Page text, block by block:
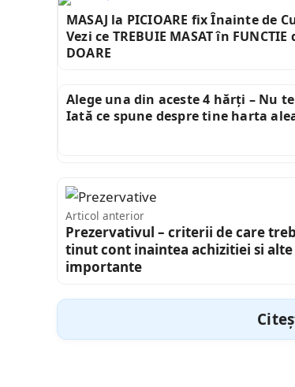
MASAJ la PICIOARE fix Înainte de
Vezi ce TREBUIE MASAT în FUNCTIE
DOARE
Alege una din aceste 4 hărți – Nu
Iată ce spune despre tine harta
Articol anterior
Prezervativul – criterii de care
tinut cont inaintea achizitiei si
importante